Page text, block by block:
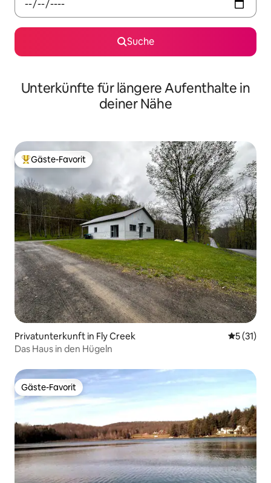
Suche
Unterkünfte für längere Aufenthalte in
deiner Nähe
Beliebter Gäste-Favorit.
Gäste-Favorit
Privatunterkunft in Fly Creek
5 (31)
Das Haus in den Hügeln
Gäste-Favorit
Gäste-Favorit